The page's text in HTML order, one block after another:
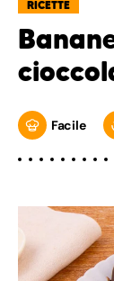
RICETTE
Facile